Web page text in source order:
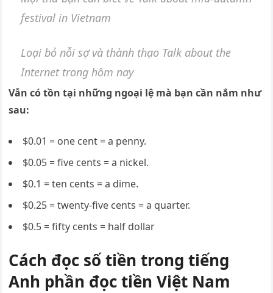
festival in Vietnam
Loại bỏ nỗi sợ và thành thạo Talk about the
Internet trong hôm nay
Vẫn có tồn tại những ngoại lệ mà bạn cần nắm như
sau:
$0.01 = one cent = a penny.
$0.05 = five cents = a nickel.
$0.1 = ten cents = a dime.
$0.25 = twenty-five cents = a quarter.
$0.5 = fifty cents = half dollar
Cách đọc số tiền trong tiếng
Anh phần đọc tiền Việt Nam